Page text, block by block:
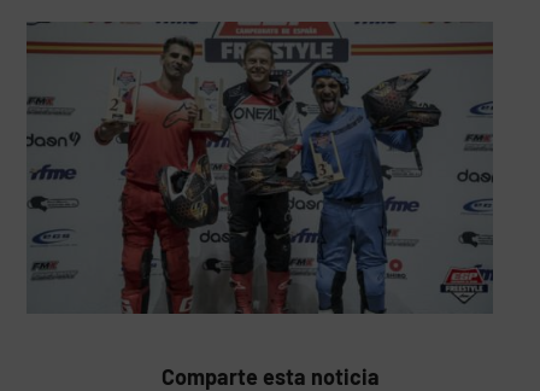
Comparte esta noticia